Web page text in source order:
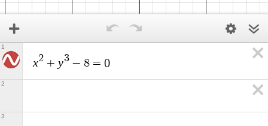
x2 + y3 − 8 = 0
1
2
3